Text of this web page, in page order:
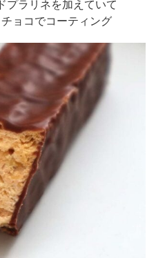
プラリネを加えていて
ョコでコーティング